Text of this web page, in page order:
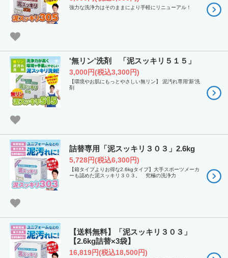
強力な洗浄力はそのままにより手軽にリニューアル！
'無リン'洗剤 「泥スッキリ５１５」
3,000円(税込3,300円)
【環境やお肌にもっとやさしい無リン】 泥汚れ専用'新'洗
剤
詰替専用「泥スッキリ３０３」2.6kg
5,728円(税込6,300円)
【箱タイプよりお得な2.6kgタイプ】大手スポーツメーカ
ーも認めた泥スッキリ３０３。 究極の洗浄力
【送料無料】「泥スッキリ３０３」
【2.6kg詰替×3袋】
16,819円(税込18,500円)